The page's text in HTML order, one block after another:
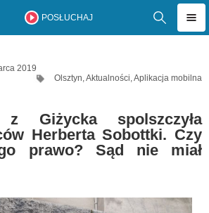
POSŁUCHAJ
2019
Olsztyn,Aktualności,Aplikacja mobilna
z Giżycka spolszczyła
Herberta Sobottki. Czy
prawo? Sąd nie miał